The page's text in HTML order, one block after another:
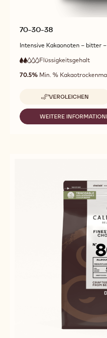
70-30-38
Intensive Kakaonoten – bitter
2
out
Flüssigkeitsgehalt
70.5% Min. %
VERGLEICHEN
-
70-
30-
38
WEITERE
-